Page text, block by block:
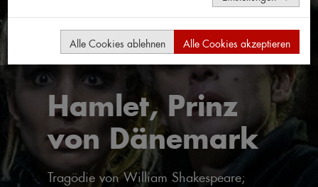
Hamlet, Prinz
von Dänemark
Tragödie von William Shakespeare;
Alle Cookies ablehnen Alle Cookies akzeptieren